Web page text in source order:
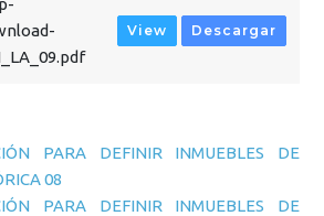
View Descargar
de entradas
PARA DEFINIR INMUEBLES DE
08
PARA DEFINIR INMUEBLES DE